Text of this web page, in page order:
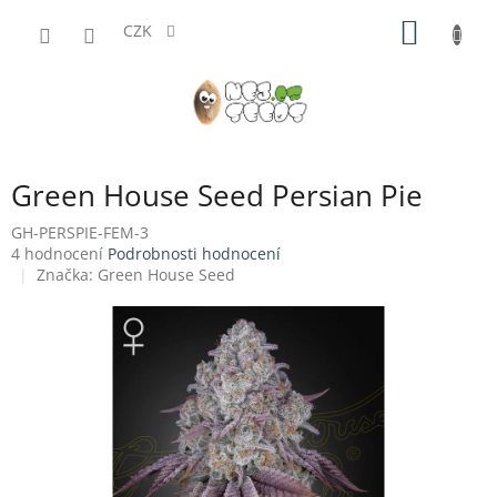
CZK
Green House Seed Persian Pie
GH-PERSPIE-FEM-3
Průměrné
hodnocení
4 hodnocení Podrobnosti hodnocení
Značka: Green House Seed